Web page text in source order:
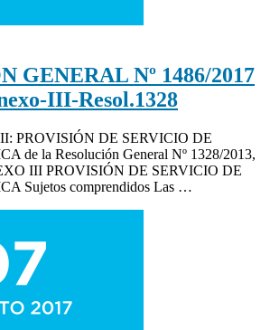
GENERAL Nº 1486/2017
III-Resol.1328
PROVISIÓN DE SERVICIO DE
de la Resolución General Nº 1328/2013,
III PROVISIÓN DE SERVICIO DE
Sujetos comprendidos Las …